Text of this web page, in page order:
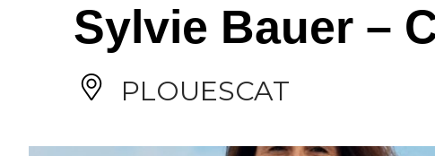
Sylvie Bauer –
PLOUESCAT